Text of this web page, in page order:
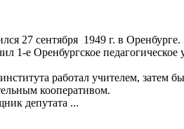
27 сентября 1949 г. в Оренбурге.
е Оренбургское педагогическое
работал учителем, затем
кооперативом.
депутата ...